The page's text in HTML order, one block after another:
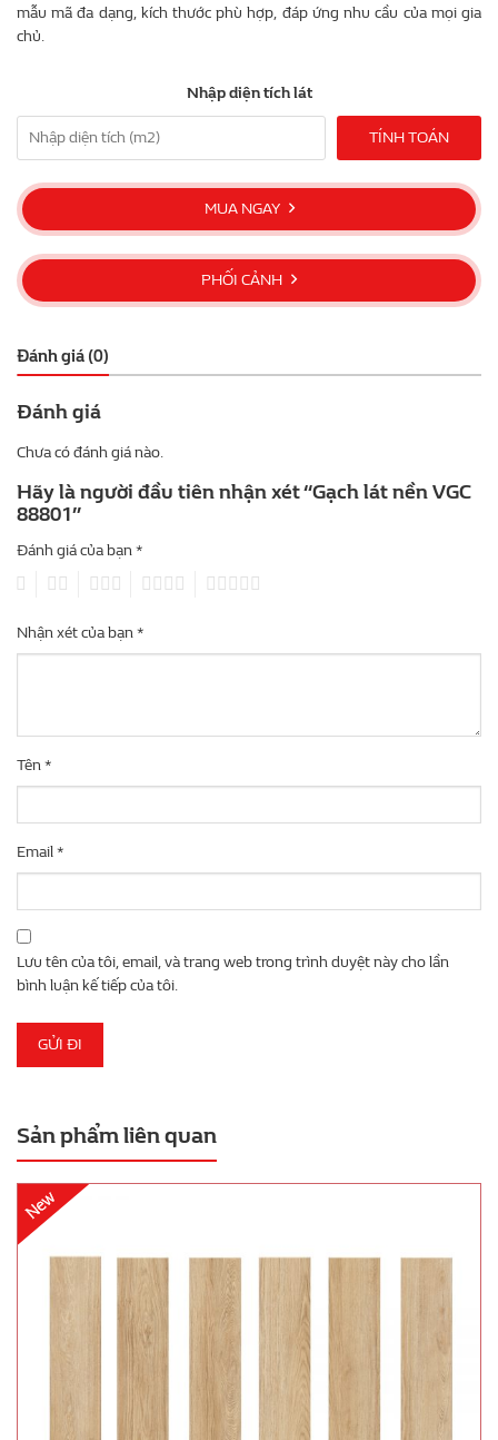
mẫu mã đa dạng, kích thước phù hợp, đáp ứng nhu cầu của mọi gia
chủ.
Nhập diện tích lát
TÍNH TOÁN
MUA NGAY
PHỐI CẢNH
Đánh giá (0)
Đánh giá
Chưa có đánh giá nào.
Hãy là người đầu tiên nhận xét “Gạch lát nền VGC
88801”
Đánh giá của bạn*
Nhận xét của bạn*
Tên*
Email*
Lưu tên của tôi, email, và trang web trong trình duyệt này cho lần
bình luận kế tiếp của tôi.
Sản phẩm liên quan